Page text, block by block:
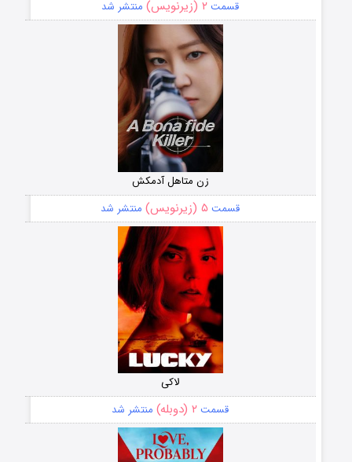
قسمت ۲ (زیرنویس) منتشر شد
زن متاهل آدمکش
قسمت ۵ (زیرنویس) منتشر شد
لاکی
قسمت ۲ (دوبله) منتشر شد